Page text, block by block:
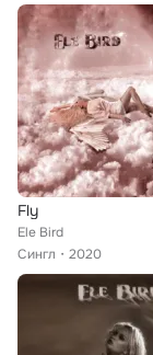
Fly
Ele Bird
Сингл
2020